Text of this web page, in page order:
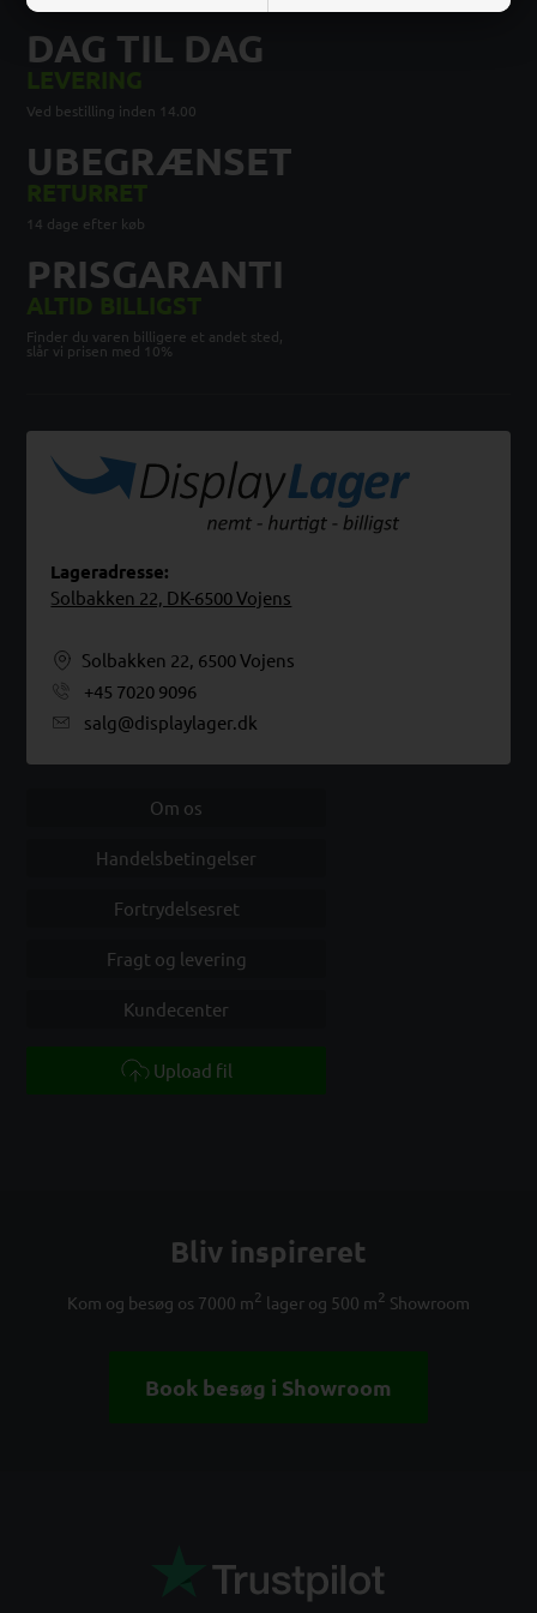
DAG TIL DAG
LEVERING
Ved bestilling inden 14.00
UBEGRÆNSET
RETURRET
14 dage efter køb
PRISGARANTI
ALTID BILLIGST
Finder du varen billigere et andet sted,
slår vi prisen med 10%
Lageradresse:
Solbakken 22, DK-6500 Vojens
Solbakken 22, 6500 Vojens
+45 7020 9096
salg@displaylager.dk
Om os
Handelsbetingelser
Fortrydelsesret
Fragt og levering
Kundecenter
Upload fil
Bliv inspireret
Kom og besøg os 7000 m2 lager og 500 m2 Showroom
Book besøg i Showroom